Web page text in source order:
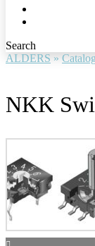
Search
ALDERS »
NKK